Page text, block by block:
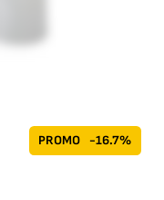
PROMO
-16.7%